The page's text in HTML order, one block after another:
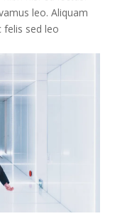
leo. Aliquam
felis sed leo